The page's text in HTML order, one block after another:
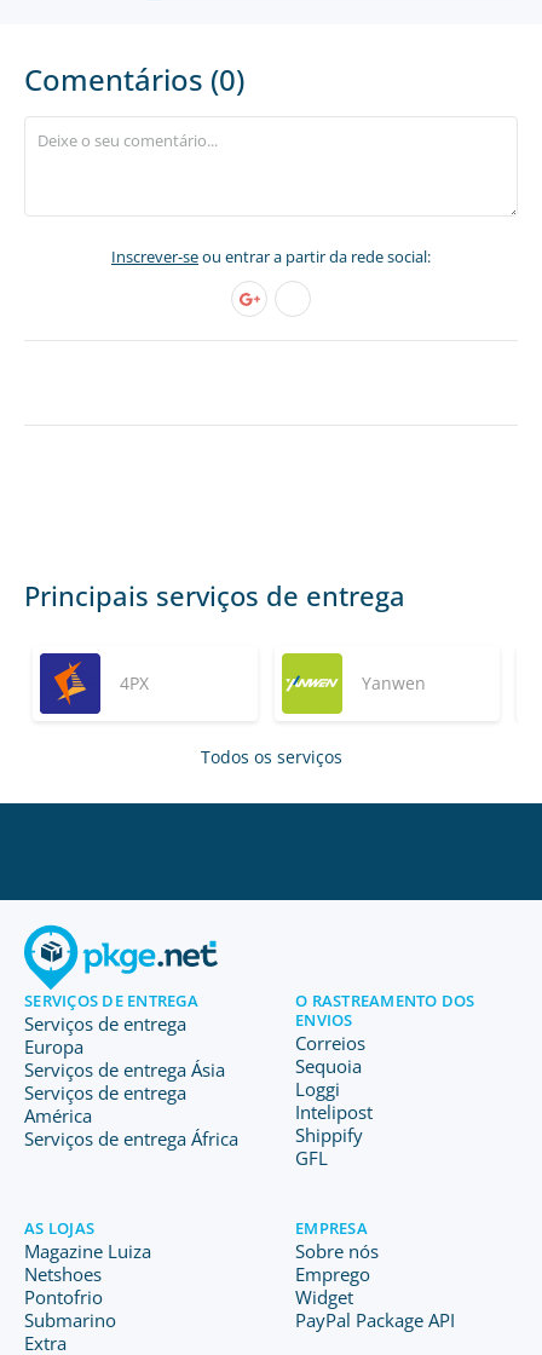
Comentários (0)
Inscrever-seou entrar a partir da rede social:
Principais serviços de entrega
4PX Yanwen
Todos os serviços
SERVIÇOS DE ENTREGA
Serviços de entrega
Europa
Serviços de entrega Ásia
Serviços de entrega
América
Serviços de entrega África
O RASTREAMENTO DOS
ENVIOS
Correios
Sequoia
Loggi
Intelipost
Shippify
GFL
AS LOJAS
Magazine Luiza
Netshoes
Pontofrio
Submarino
Extra
EMPRESA
Sobre nós
Emprego
Widget
PayPal Package API